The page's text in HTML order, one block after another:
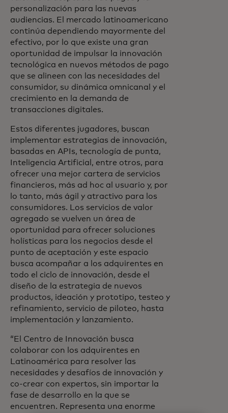
personalización para las nuevas
audiencias. El mercado latinoamericano
continúa dependiendo mayormente del
efectivo, por lo que existe una gran
oportunidad de impulsar la innovación
tecnológica en nuevos métodos de pago
que se alineen con las necesidades del
consumidor, su dinámica omnicanal y el
crecimiento en la demanda de
transacciones digitales.
Estos diferentes jugadores, buscan
implementar estrategias de innovación,
basadas en APIs, tecnología de punta,
Inteligencia Artificial, entre otros, para
ofrecer una mejor cartera de servicios
financieros, más ad hoc al usuario y, por
lo tanto, más ágil y atractivo para los
consumidores. Los servicios de valor
agregado se vuelven un área de
oportunidad para ofrecer soluciones
holísticas para los negocios desde el
punto de aceptación y este espacio
busca acompañar a los adquirentes en
todo el ciclo de innovación, desde el
diseño de la estrategia de nuevos
productos, ideación y prototipo, testeo y
refinamiento, servicio de piloteo, hasta
implementación y lanzamiento.
“El Centro de Innovación busca
colaborar con los adquirentes en
Latinoamérica para resolver las
necesidades y desafíos de innovación y
co-crear con expertos, sin importar la
fase de desarrollo en la que se
encuentren. Representa una enorme